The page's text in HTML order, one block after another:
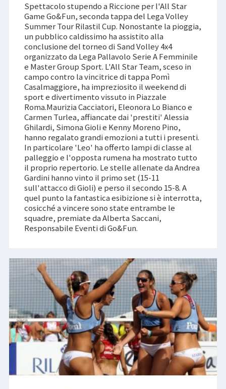
Spettacolo stupendo a Riccione per l'All Star
Game Go&Fun, seconda tappa del Lega Volley
Summer Tour Rilastil Cup. Nonostante la pioggia,
un pubblico caldissimo ha assistito alla
conclusione del torneo di Sand Volley 4x4
organizzato da Lega Pallavolo Serie A Femminile
e Master Group Sport. L'All Star Team, sceso in
campo contro la vincitrice di tappa Pomì
Casalmaggiore, ha impreziosito il weekend di
sport e divertimento vissuto in Piazzale
Roma.Maurizia Cacciatori, Eleonora Lo Bianco e
Carmen Turlea, affiancate dai 'prestiti' Alessia
Ghilardi, Simona Gioli e Kenny Moreno Pino,
hanno regalato grandi emozioni a tutti i presenti.
In particolare 'Leo' ha offerto lampi di classe al
palleggio e l'opposta rumena ha mostrato tutto
il proprio repertorio. Le stelle allenate da Andrea
Gardini hanno vinto il primo set (15-11
sull'attacco di Gioli) e perso il secondo 15-8. A
quel punto la fantastica esibizione si è interrotta,
cosicché a vincere sono state entrambe le
squadre, premiate da Alberta Saccani,
Responsabile Eventi di Go&Fun.